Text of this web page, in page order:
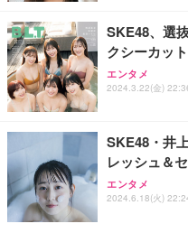
SKE48、選
クシーカッ
エンタメ
2024.3.22(金)
SKE48・井
レッシュ＆
エンタメ
2024.6.18(火)